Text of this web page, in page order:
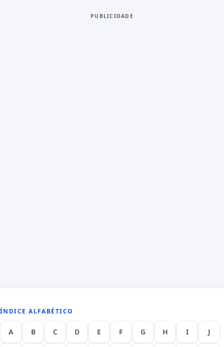
PUBLICIDADE
ÍNDICE ALFABÉTICO
A B C D E F G H I J